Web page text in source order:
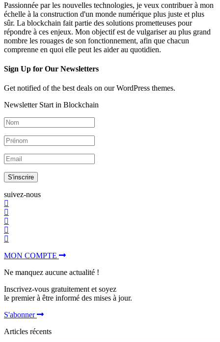
Passionnée par les nouvelles technologies, je veux contribuer à mon
échelle à la construction d'un monde numérique plus juste et plus
sûr. La blockchain fait partie des solutions prometteuses pour
répondre à ces enjeux. Mon objectif est de vulgariser au plus grand
nombre les rouages de son fonctionnement, afin que chacun
comprenne en quoi elle peut les aider au quotidien.
Sign Up for Our Newsletters
Get notified of the best deals on our WordPress themes.
Newsletter Start in Blockchain
S'inscrire
suivez-nous
MON COMPTE
Ne manquez aucune actualité !
Inscrivez-vous gratuitement et soyez
le premier à être informé des mises à jour.
S'abonner
Articles récents